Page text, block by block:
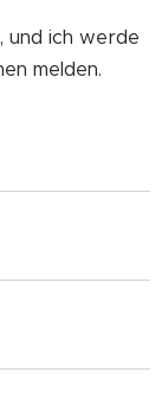
und ich werde
melden.